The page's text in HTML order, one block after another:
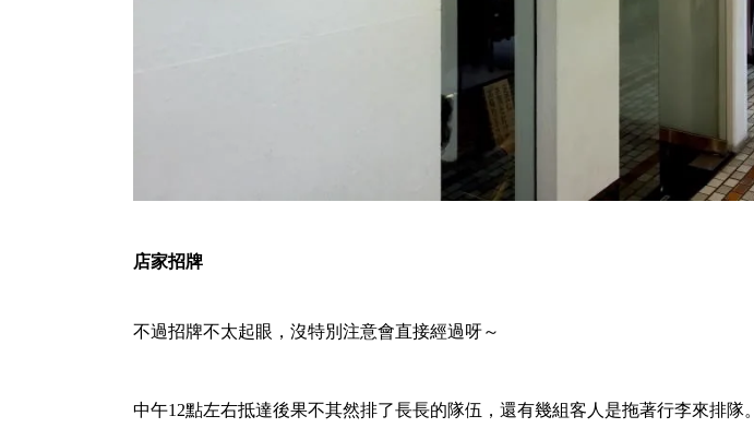
店家招牌
不過招牌不太起眼，沒特別注意會直接經過呀～
中午12點左右抵達後果不其然排了長長的隊伍，還有幾組客人是拖著行李來排隊。